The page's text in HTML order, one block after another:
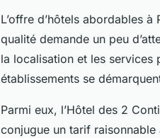
L’offre d’hôtels abordables
qualité demande un peu
la localisation et les services
établissements se
Parmi eux, l’Hôtel des 2
conjugue un tarif